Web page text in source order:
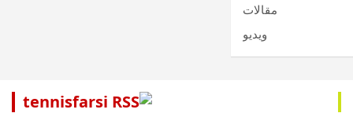
مقالات
ویدیو
tennisfarsi